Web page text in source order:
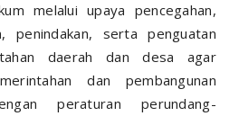
melalui upaya pencegahan,
penindakan, serta penguatan
daerah dan desa agar
dan pembangunan
peraturan perundang-